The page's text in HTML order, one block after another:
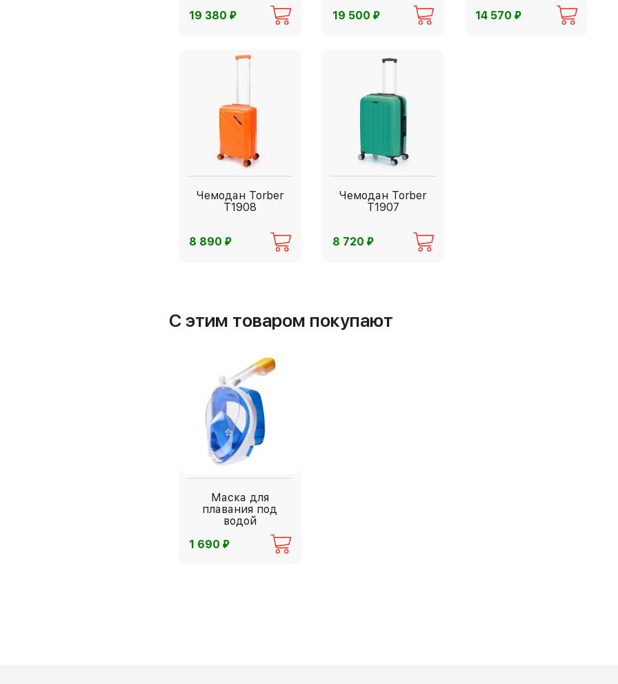
19 380 ⃏
19 500 ⃏ 14 570⃏
Чемодан Torber
T1908
8 890 ⃏
Чемодан Torber
T1907
8 720 ⃏
С этим товаром покупают
Маска для
плавания под
водой
1 690 ⃏